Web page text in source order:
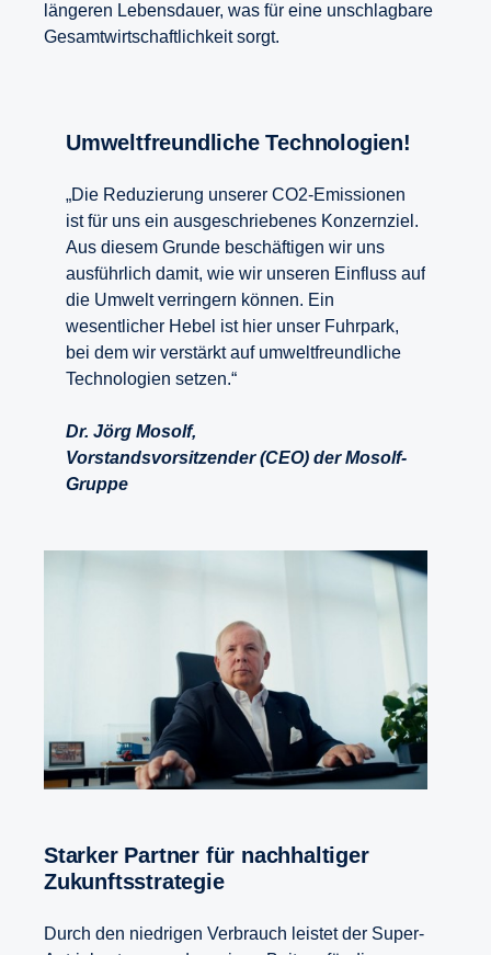
längeren Lebensdauer, was für eine unschlagbare
Gesamtwirtschaftlichkeit sorgt.
Umweltfreundliche Technologien!
„Die Reduzierung unserer CO2-Emissionen
ist für uns ein ausgeschriebenes Konzernziel.
Aus diesem Grunde beschäftigen wir uns
ausführlich damit, wie wir unseren Einfluss auf
die Umwelt verringern können. Ein
wesentlicher Hebel ist hier unser Fuhrpark,
bei dem wir verstärkt auf umweltfreundliche
Technologien setzen.“
Dr. Jörg Mosolf,
Vorstandsvorsitzender (CEO) der Mosolf-
Gruppe
Starker Partner für nachhaltiger
Zukunftsstrategie
Durch den niedrigen Verbrauch leistet der Super-